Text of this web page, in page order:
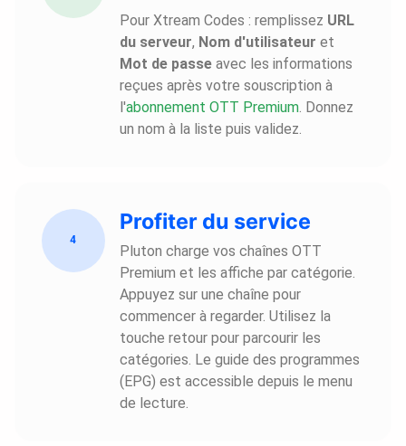
Pour Xtream Codes : remplissez URL
du serveur, Nom d'utilisateur et
Mot de passe avec les informations
reçues après votre souscription à
l'abonnement OTT Premium. Donnez
un nom à la liste puis validez.
4
Profiter du service
Pluton charge vos chaînes OTT
Premium et les affiche par catégorie.
Appuyez sur une chaîne pour
commencer à regarder. Utilisez la
touche retour pour parcourir les
catégories. Le guide des programmes
(EPG) est accessible depuis le menu
de lecture.